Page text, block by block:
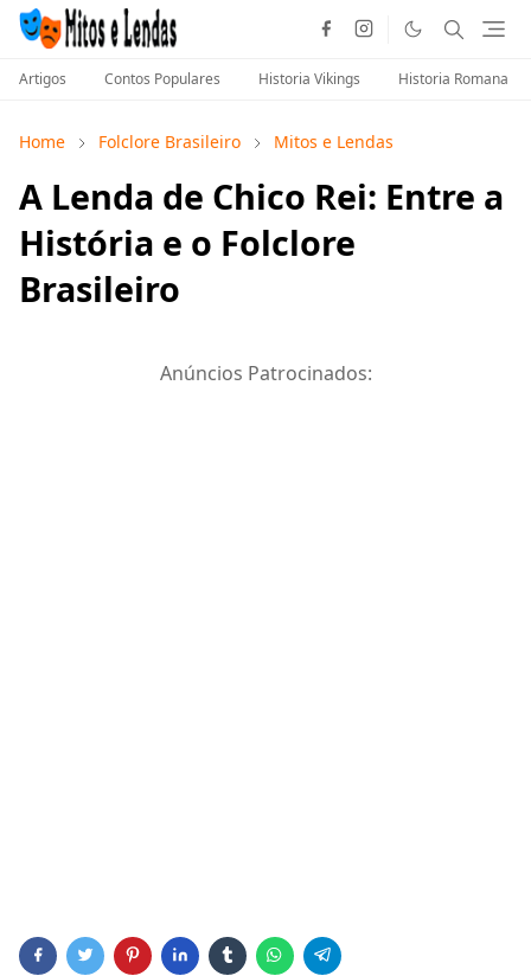
Artigos Contos Populares Historia Vikings Historia Romana
Home Folclore Brasileiro Mitos e Lendas
A Lenda de Chico Rei: Entre a
História e o Folclore
Brasileiro
Anúncios Patrocinados: